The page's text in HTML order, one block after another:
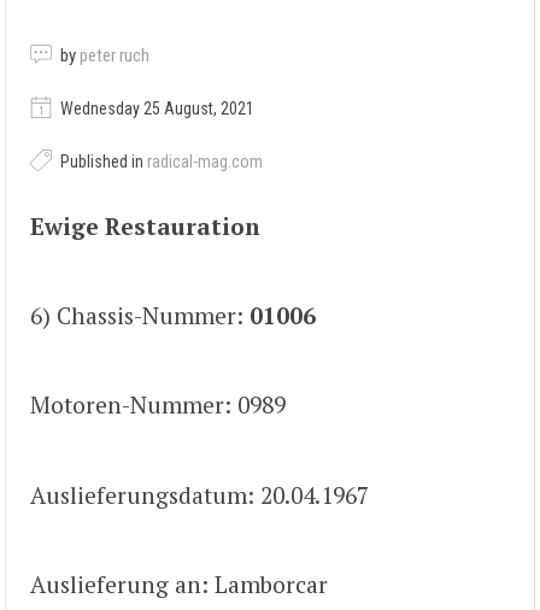
by peter ruch
Wednesday 25 August, 2021
Published in radical-mag.com
Ewige Restauration
6) Chassis-Nummer: 01006
Motoren-Nummer: 0989
Auslieferungsdatum: 20.04.1967
Auslieferung an: Lamborcar